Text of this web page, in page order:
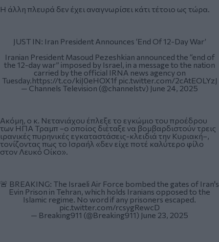
Η άλλη πλευρά δεν έχει αναγνωρίσει κάτι τέτοιο ως τώρα.
JUST IN: Iran President Announces ‘End Of 12-Day War’
Iranian President Masoud Pezeshkian announced the “end of
the 12-day war” imposed by Israel, in a message to the nation
carried by the official IRNA news agency on
Tuesday.https://t.co/kiJ0eHOX1f pic.twitter.com/2cAtEOLYzJ
— Channels Television (@channelstv) June 24, 2025
Ακόμη, ο κ. Νετανιάχου έπλεξε το εγκώμιο του προέδρου
των ΗΠΑ Τραμπ –ο οποίος διέταξε να βομβαρδιστούν τρεις
ιρανικές πυρηνικές εγκαταστάσεις-κλειδιά την Κυριακή–,
τονίζοντας πως το Ισραήλ «δεν είχε ποτέ καλύτερο φίλο
στον Λευκό Οίκο».
🚨 BREAKING: The Israeli Air Force bombed the gates of Iran's
Evin Prison in Tehran, which holds Iranians opposed to the
Islamic regime. No word if any prisoners escaped.
pic.twitter.com/rcsygRewcD
— Breaking911 (@Breaking911) June 23, 2025